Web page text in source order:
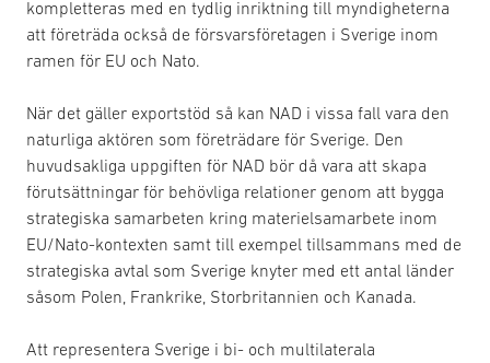
kompletteras med en tydlig inriktning till myndigheterna
att företräda också de försvarsföretagen i Sverige inom
ramen för EU och Nato.
När det gäller exportstöd så kan NAD i vissa fall vara den
naturliga aktören som företrädare för Sverige. Den
huvudsakliga uppgiften för NAD bör då vara att skapa
förutsättningar för behövliga relationer genom att bygga
strategiska samarbeten kring materielsamarbete inom
EU/Nato-kontexten samt till exempel tillsammans med de
strategiska avtal som Sverige knyter med ett antal länder
såsom Polen, Frankrike, Storbritannien och Kanada.
Att representera Sverige i bi- och multilaterala